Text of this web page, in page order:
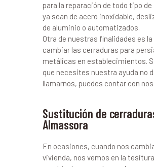
para la reparación de todo tipo
ya sean de acero inoxidable,
de aluminio o automatizados.
Otra de nuestras finalidades es la
cambiar las cerraduras para
metálicas en establecimientos.
que necesites nuestra ayuda no
llamarnos, puedes contar con
Sustitución de
Almassora
En ocasiones, cuando nos
vivienda, nos vemos en la